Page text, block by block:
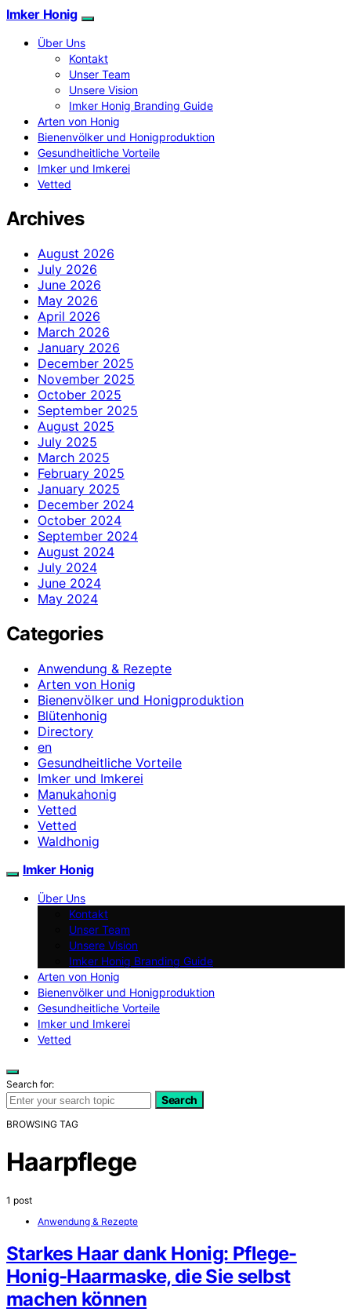
Imker Honig
Über Uns
Kontakt
Unser Team
Unsere Vision
Imker Honig Branding Guide
Arten von Honig
Bienenvölker und Honigproduktion
Gesundheitliche Vorteile
Imker und Imkerei
Vetted
Archives
August 2026
July 2026
June 2026
May 2026
April 2026
March 2026
January 2026
December 2025
November 2025
October 2025
September 2025
August 2025
July 2025
March 2025
February 2025
January 2025
December 2024
October 2024
September 2024
August 2024
July 2024
June 2024
May 2024
Categories
Anwendung & Rezepte
Arten von Honig
Bienenvölker und Honigproduktion
Blütenhonig
Directory
en
Gesundheitliche Vorteile
Imker und Imkerei
Manukahonig
Vetted
Vetted
Waldhonig
Imker Honig
Über Uns
Kontakt
Unser Team
Unsere Vision
Imker Honig Branding Guide
Arten von Honig
Bienenvölker und Honigproduktion
Gesundheitliche Vorteile
Imker und Imkerei
Vetted
Search for:
Search
BROWSING TAG
Haarpflege
1 post
Anwendung & Rezepte
Starkes Haar dank Honig: Pflege-
Honig-Haarmaske, die Sie selbst
machen können